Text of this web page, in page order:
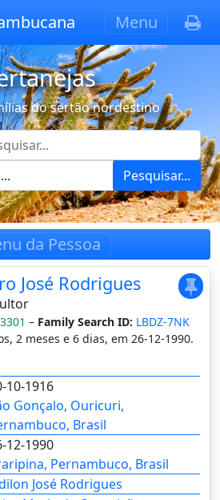
Menu
do sertão nordestino
Pesquisar...
da Pessoa
José Rodrigues
– Family Search ID: LBDZ-7NK
2 meses e 6 dias, em 26-12-1990.
10-1916
Gonçalo, Ouricuri,
Brasil
12-1990
Pernambuco, Brasil
José Rodrigues